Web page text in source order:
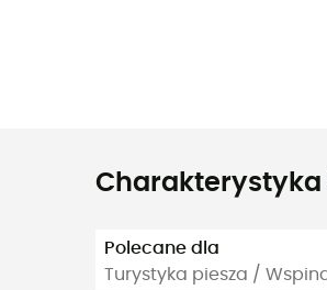
Charakterystyka
Polecane dla
Turystyka piesza /